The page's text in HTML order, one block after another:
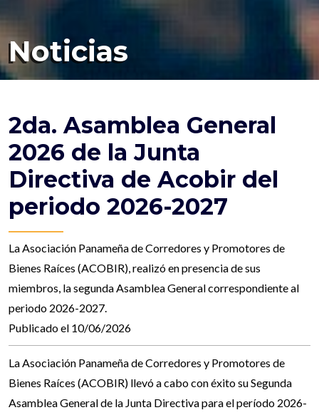
Noticias
2da. Asamblea General
2026 de la Junta
Directiva de Acobir del
periodo 2026-2027
La Asociación Panameña de Corredores y Promotores de
Bienes Raíces (ACOBIR), realizó en presencia de sus
miembros, la segunda Asamblea General correspondiente al
periodo 2026-2027.
Publicado el 10/06/2026
La Asociación Panameña de Corredores y Promotores de
Bienes Raíces (ACOBIR) llevó a cabo con éxito su Segunda
Asamblea General de la Junta Directiva para el período 2026-